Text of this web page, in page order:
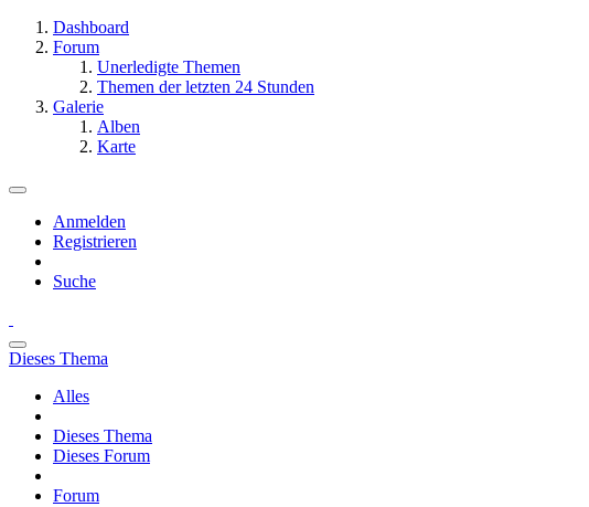
Dashboard
Forum
Unerledigte Themen
Themen der letzten 24 Stunden
Galerie
Alben
Karte
Anmelden
Registrieren
Suche
Dieses Thema
Alles
Dieses Thema
Dieses Forum
Forum